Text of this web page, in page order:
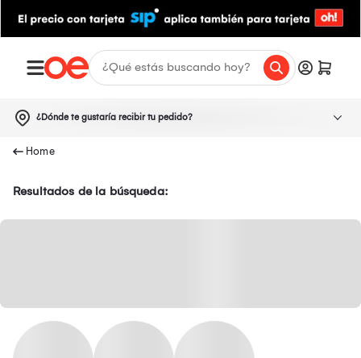
¿Dónde te gustaría recibir tu pedido?
Resultados de la búsqueda: